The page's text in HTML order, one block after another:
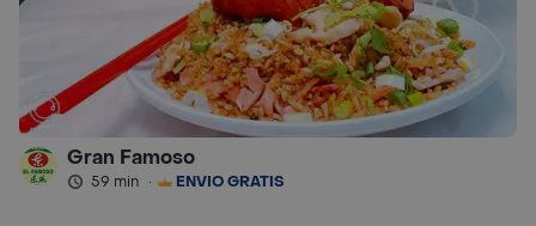
Gran Famoso
59 min · ENVÍO GRATIS